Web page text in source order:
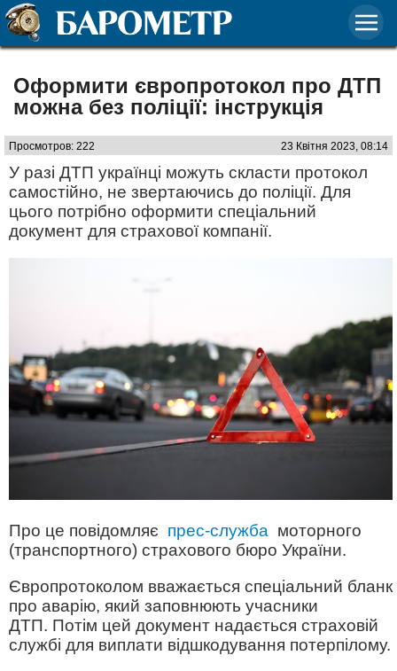
Оформити європротокол про ДТП
можна без поліції: інструкція
Просмотров: 222 23 Квітня 2023, 08:14
У разі ДТП українці можуть скласти протокол
самостійно, не звертаючись до поліції. Для
цього потрібно оформити спеціальний
документ для страхової компанії.
Про це повідомляє прес-служба моторного
(транспортного) страхового бюро України.
Європротоколом вважається спеціальний бланк
про аварію, який заповнюють учасники
ДТП. Потім цей документ надається страховій
службі для виплати відшкодування потерпілому.